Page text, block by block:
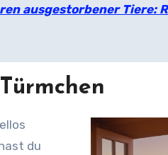
ausgestorbener Tiere:
du